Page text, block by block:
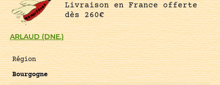
ARLAUD (DNE.)
Région
Bourgogne
Livraison en France offerte
dès 260€